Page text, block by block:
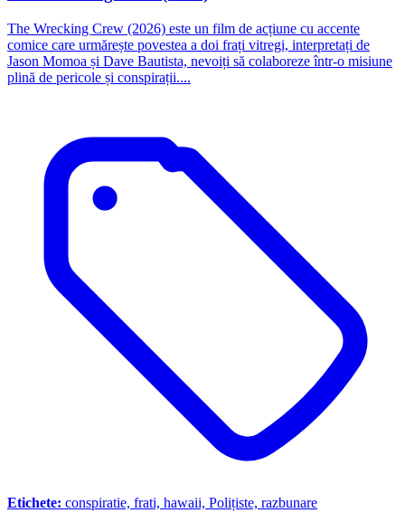
The Wrecking Crew (2026) este un film de acțiune cu accente
comice care urmărește povestea a doi frați vitregi, interpretați de
Jason Momoa și Dave Bautista, nevoiți să colaboreze într-o misiune
plină de pericole și conspirații....
Etichete: conspiratie, frati, hawaii, Polițiste, razbunare